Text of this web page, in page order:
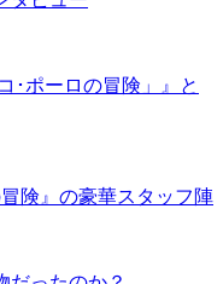
･ポーロの冒険」』と
険』の豪華スタッフ陣